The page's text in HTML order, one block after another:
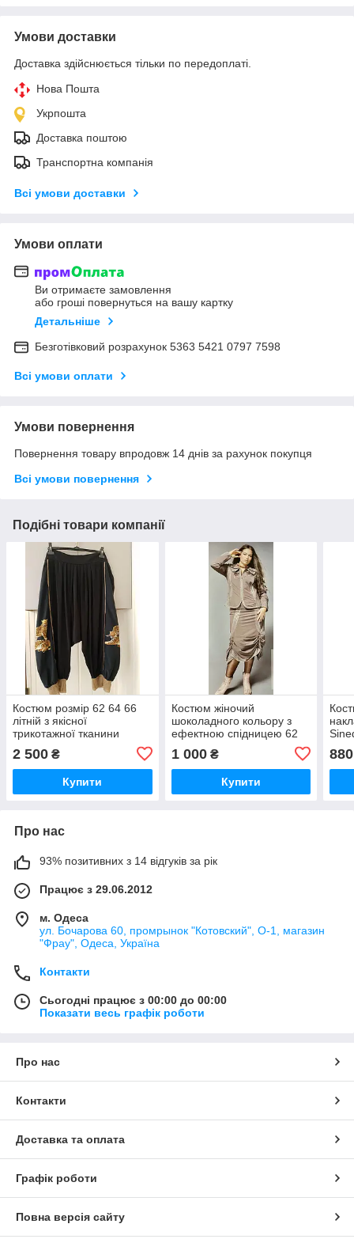
Умови доставки
Доставка здійснюється тільки по передоплаті.
Нова Пошта
Укрпошта
Доставка поштою
Транспортна компанія
Всі умови доставки
Умови оплати
Ви отримаєте замовлення
або гроші повернуться на вашу картку
Детальніше
Безготівковий розрахунок 5363 5421 0797 7598
Всі умови оплати
Умови повернення
Повернення товару впродовж 14 днів за рахунок покупця
Всі умови повернення
Подібні товари компанії
Костюм розмір 62 64 66
літній з якісної
трикотажної тканини
Kaprizz
2 500 ₴
Купити
Костюм жіночий
шоколадного кольору з
ефектною спідницею 62
1 000₴
Купити
880
Про нас
93% позитивних з 14 відгуків за рік
Працює з 29.06.2012
м. Одеса
ул. Бочарова 60, промрынок "Котовский", О-1, магазин
"Фрау", Одеса, Україна
Контакти
Сьогодні працює з 00:00 до 00:00
Показати весь графік роботи
Про нас
Контакти
Доставка та оплата
Графік роботи
Повна версія сайту